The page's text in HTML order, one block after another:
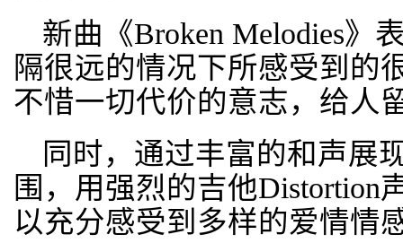
新曲《Broken Melodies》
隔很远的情况下所感受到的
不惜一切代价的意志，给人
同时，通过丰富的和声展
围，用强烈的吉他Distortion
以充分感受到多样的爱情情